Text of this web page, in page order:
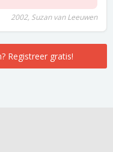
2002, Suzan van Leeuwen
Registreer gratis!